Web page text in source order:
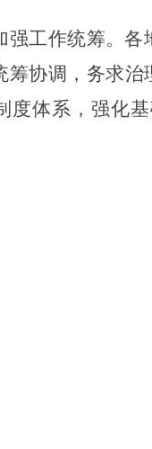
强工作统筹。
筹协调，务求
度体系，强化